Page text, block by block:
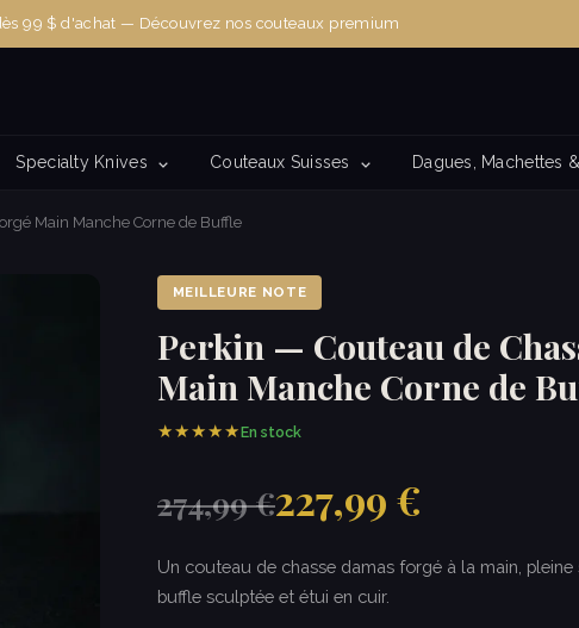
99 $ d'achat — Découvrez nos couteaux premium
Specialty Knives Couteaux Suisses Dagues, Machettes
Main Manche Corne de Buffle
MEILLEURE NOTE
Perkin — Couteau de
Main Manche Corne de
★★★★★En stock
274,99 €227,99 €
Un couteau de chasse damas forgé à la main,
buffle sculptée et étui en cuir.